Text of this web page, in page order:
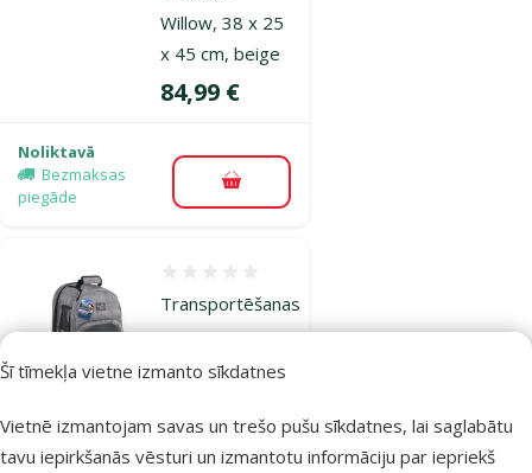
Šī tīmekļa vietne izmanto sīkdatnes
Vietnē izmantojam savas un trešo pušu sīkdatnes, lai saglabātu
tavu iepirkšanās vēsturi un izmantotu informāciju par iepriekš
Willow, 38 x 25
x 45 cm, beige
Cena
84,99 €
Noliktavā
Bezmaksas
piegāde
Pievienot grozam
Transportēšanas
soma
dzīvniekiem –
Expandable
Backpack Carrier